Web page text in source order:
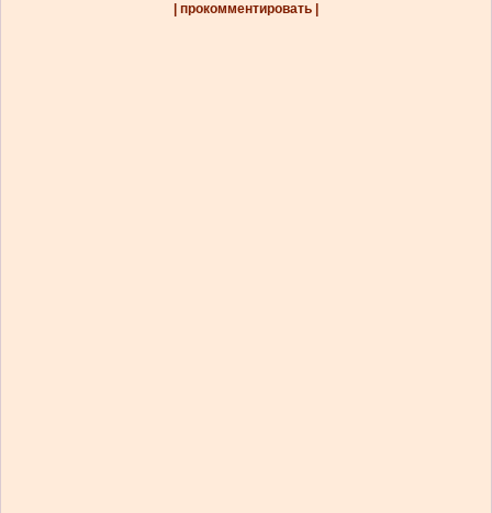
| прокомментировать |